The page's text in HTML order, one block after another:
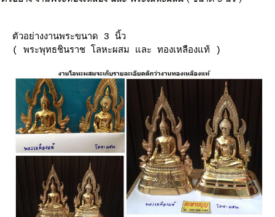
ตัวอย่างงานพระขนาด 3 นิ้ว
( พระพุทธชินราช โลหะผสม และ ทองเหลืองแท้ )